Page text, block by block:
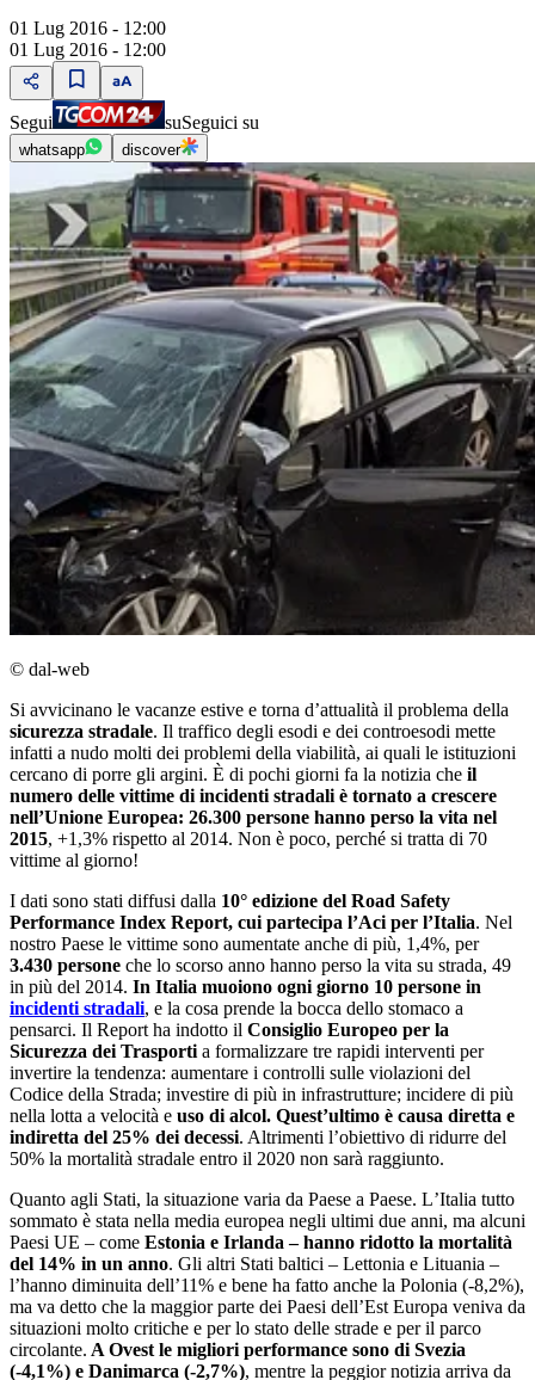
01 Lug 2016 - 12:00
01 Lug 2016 - 12:00
Segui suSeguici su
whatsapp discover
© dal-web
Si avvicinano le vacanze estive e torna dʼattualità il problema della
sicurezza stradale. Il traffico degli esodi e dei controesodi mette
infatti a nudo molti dei problemi della viabilità, ai quali le istituzioni
cercano di porre gli argini. È di pochi giorni fa la notizia che il
numero delle vittime di incidenti stradali è tornato a crescere
nell’Unione Europea: 26.300 persone hanno perso la vita nel
2015, +1,3% rispetto al 2014. Non è poco, perché si tratta di 70
vittime al giorno!
I dati sono stati diffusi dalla 10° edizione del Road Safety
Performance Index Report, cui partecipa lʼAci per lʼItalia. Nel
nostro Paese le vittime sono aumentate anche di più, 1,4%, per
3.430 persone che lo scorso anno hanno perso la vita su strada, 49
in più del 2014. In Italia muoiono ogni giorno 10 persone in
incidenti stradali, e la cosa prende la bocca dello stomaco a
pensarci. Il Report ha indotto il Consiglio Europeo per la
Sicurezza dei Trasporti a formalizzare tre rapidi interventi per
invertire la tendenza: aumentare i controlli sulle violazioni del
Codice della Strada; investire di più in infrastrutture; incidere di più
nella lotta a velocità e uso di alcol. Questʼultimo è causa diretta e
indiretta del 25% dei decessi. Altrimenti lʼobiettivo di ridurre del
50% la mortalità stradale entro il 2020 non sarà raggiunto.
Quanto agli Stati, la situazione varia da Paese a Paese. LʼItalia tutto
sommato è stata nella media europea negli ultimi due anni, ma alcuni
Paesi UE ‒ come Estonia e Irlanda ‒ hanno ridotto la mortalità
del 14% in un anno. Gli altri Stati baltici ‒ Lettonia e Lituania ‒
lʼhanno diminuita dellʼ11% e bene ha fatto anche la Polonia (-8,2%),
ma va detto che la maggior parte dei Paesi dellʼEst Europa veniva da
situazioni molto critiche e per lo stato delle strade e per il parco
circolante. A Ovest le migliori performance sono di Svezia
(-4,1%) e Danimarca (-2,7%), mentre la peggior notizia arriva da